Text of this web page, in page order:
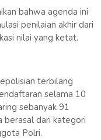
bahwa agenda ini
penilaian akhir dari
nilai yang ketat.
terbilang
selama 10
sebanyak 91
dari kategori
Polri.